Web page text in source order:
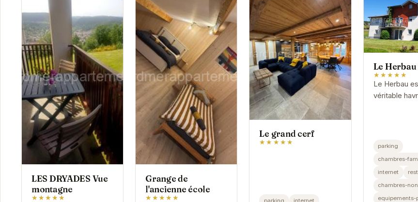
LES DRYADES Vue
montagne
★★★★★
Grange de
l'ancienne école
★★★★★
Le grand cerf
★★★★★
parking internet
Le Herbau
★★★★★
Le Herbau
véritable
offre un
parking
chambres-
internet
chambres-